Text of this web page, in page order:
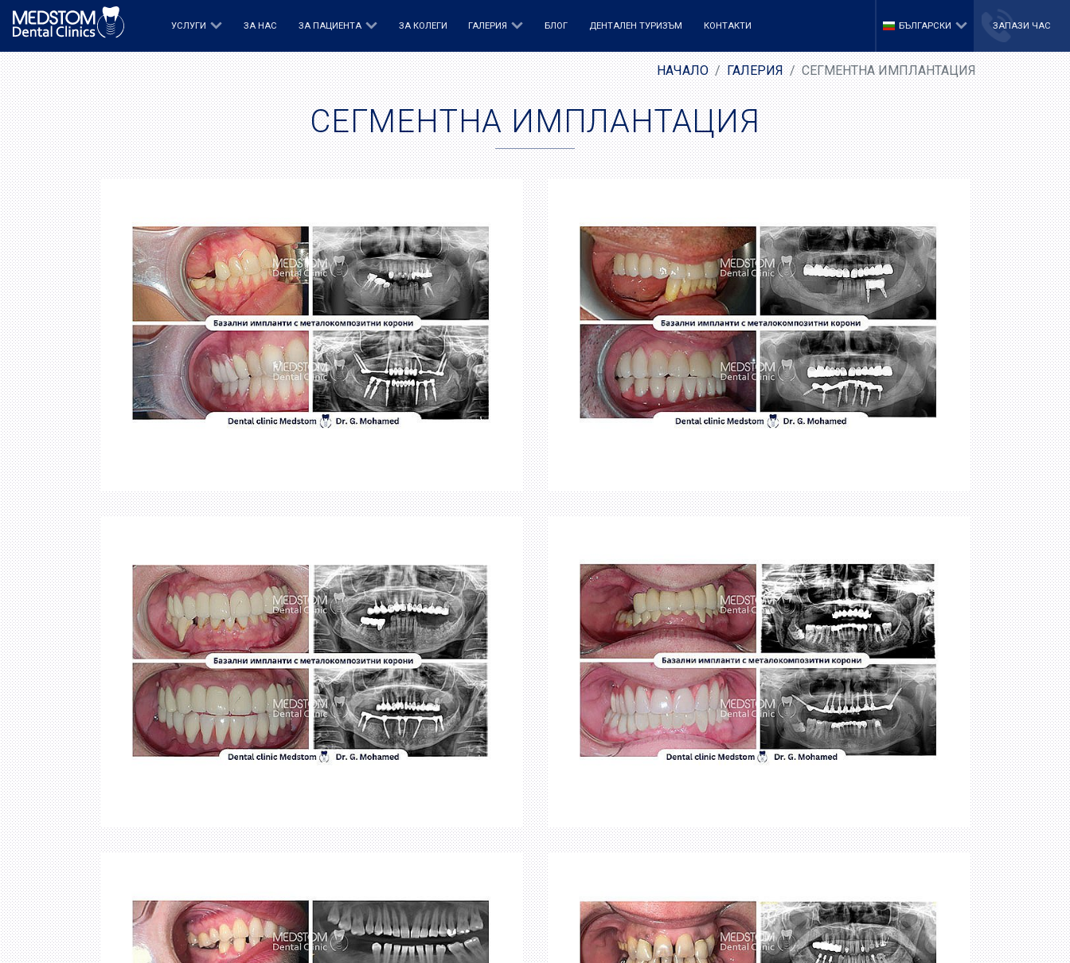
УСЛУГИ ЗА НАС ЗА ПАЦИЕНТА ЗА КОЛЕГИ ГАЛЕРИЯ БЛОГ ДЕНТАЛЕН ТУРИЗЪМ КОНТАКТИ БЪЛГАРСКИ ЗАПАЗИ ЧАС
НАЧАЛО ГАЛЕРИЯ СЕГМЕНТНА ИМПЛАНТАЦИЯ
СЕГМЕНТНА ИМПЛАНТАЦИЯ